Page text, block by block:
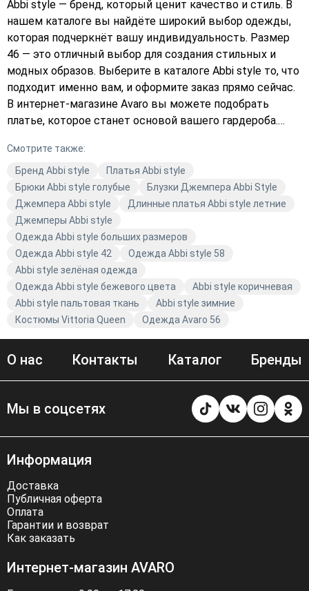
Abbi style — бренд, который ценит качество и стиль. В
нашем каталоге вы найдёте широкий выбор одежды,
которая подчеркнёт вашу индивидуальность. Размер
46 — это отличный выбор для создания стильных и
модных образов. Выберите в каталоге Abbi style то, что
подходит именно вам, и оформите заказ прямо сейчас.
В интернет-магазине Avaro вы можете подобрать
платье, которое станет основой вашего гардероба.
и высокого качества. Не упустите возможность
обновить свой гардероб и купить одежду, которая
будет радовать вас каждый день. Добавьте в корзину
стильные вещи от Abbi style и наслаждайтесь
комфортом и модой.
Смотрите также:
Бренд Abbi style
Платья Abbi style
Брюки Abbi style голубые
Блузки Джемпера Abbi Style
Джемпера Abbi style
Длинные платья Abbi style летние
Джемперы Abbi style
Одежда Abbi style больших размеров
Одежда Abbi style 42
Одежда Abbi style 58
Abbi style зелёная одежда
Одежда Abbi style бежевого цвета
Abbi style коричневая
Abbi style пальтовая ткань
Abbi style зимние
Костюмы Vittoria Queen
Одежда Avaro 56
О нас Контакты Каталог Бренды
Мы в соцсетях
Информация
Доставка
Публичная оферта
Оплата
Гарантии и возврат
Как заказать
Интернет-магазин AVARO